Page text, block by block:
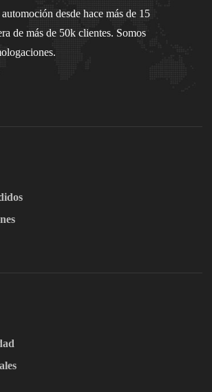
desde hace más de 15
de más de 50k clientes. Somos